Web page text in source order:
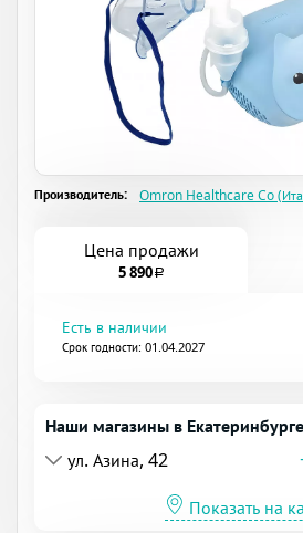
Производитель: Omron Healthcare Co
Цена продажи
5 890a
Есть в наличии
Срок годности: 01.04.2027
Наши магазины в Екатеринбурге
ул. Азина, 42
Показать на